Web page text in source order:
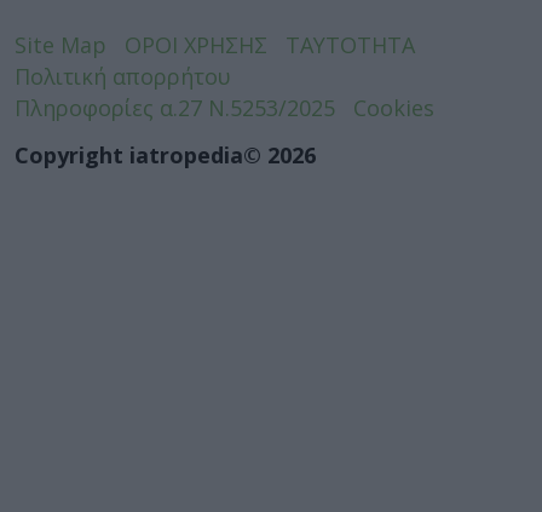
Site Map ΟΡΟΙ ΧΡΗΣΗΣ
ΤΑΥΤΟΤΗΤΑ
Πολιτική απορρήτου
Πληροφορίες α.27 Ν.5253/2025
Cookies
Copyright iatropedia© 2026